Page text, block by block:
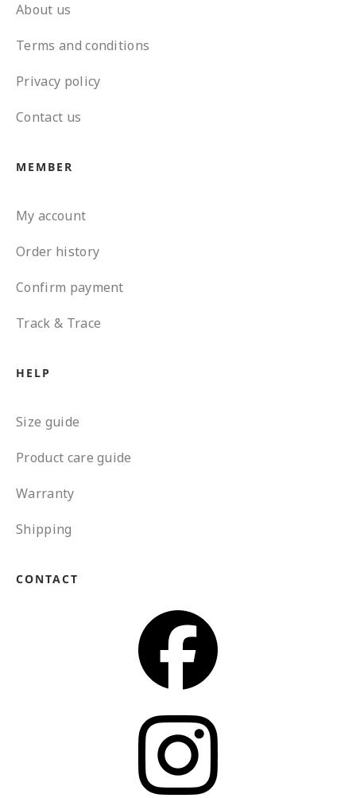
About us
Terms and conditions
Privacy policy
Contact us
MEMBER
My account
Order history
Confirm payment
Track & Trace
HELP
Size guide
Product care guide
Warranty
Shipping
CONTACT